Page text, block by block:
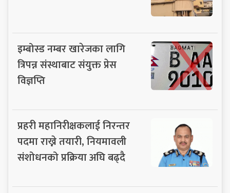
इम्बोस्ड नम्बर खारेजका लागि
त्रिपन्न संस्थाबाट संयुक्त प्रेस
विज्ञप्ति
प्रहरी महानिरीक्षकलाई निरन्तर
पदमा राख्ने तयारी, नियमावली
संशोधनको प्रक्रिया अघि बढ्दै